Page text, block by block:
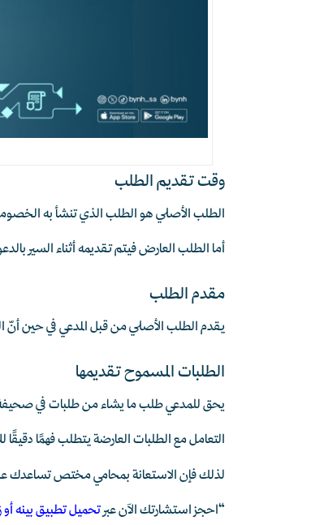
وقت تقديم الطلب
الطلب الأصلي هو الطلب الذي تنشأ به
أما الطلب العارض فيتم تقديمه أثناء السير
مقدم الطلب
يقدم الطلب الأصلي من قبل المدعي في حين أنّ
الطلبات المسموح تقديمها
يحق للمدعي طلب ما يشاء من طلبات في صحيفة
التعامل مع الطلبات العارضة يتطلب فهمًا
لذلك فإن الاستعانة بمحامي مختص تساعدك
“احجز استشارتك الآن عبرتحميل تطبيق بينه أو